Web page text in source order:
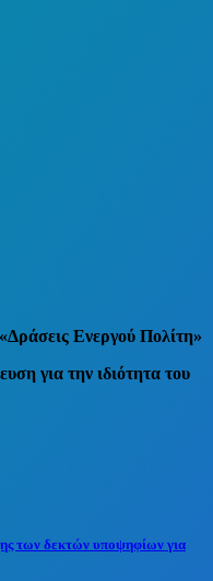
Ενεργού Πολίτη»
για την ιδιότητα του
των δεκτών υποψηφίων για